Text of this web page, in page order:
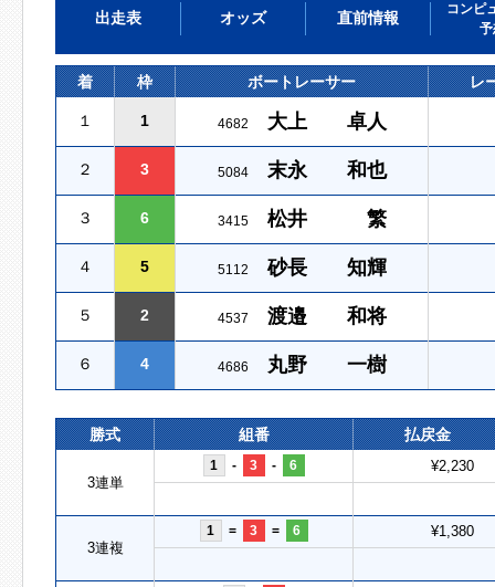
出走表 オッズ 直前情報
コンピ
予
着 枠 ボートレーサー レ
１ 1 4682 大上 卓人
２ 3 5084 末永 和也
３ 6 3415 松井 繁
４ 5 5112 砂長 知輝
５ 2 4537 渡邉 和将
６ 4 4686 丸野 一樹
勝式 組番 払戻金
3連単
1 - 3 - 6 ¥2,230
3連複
1 = 3 = 6 ¥1,380